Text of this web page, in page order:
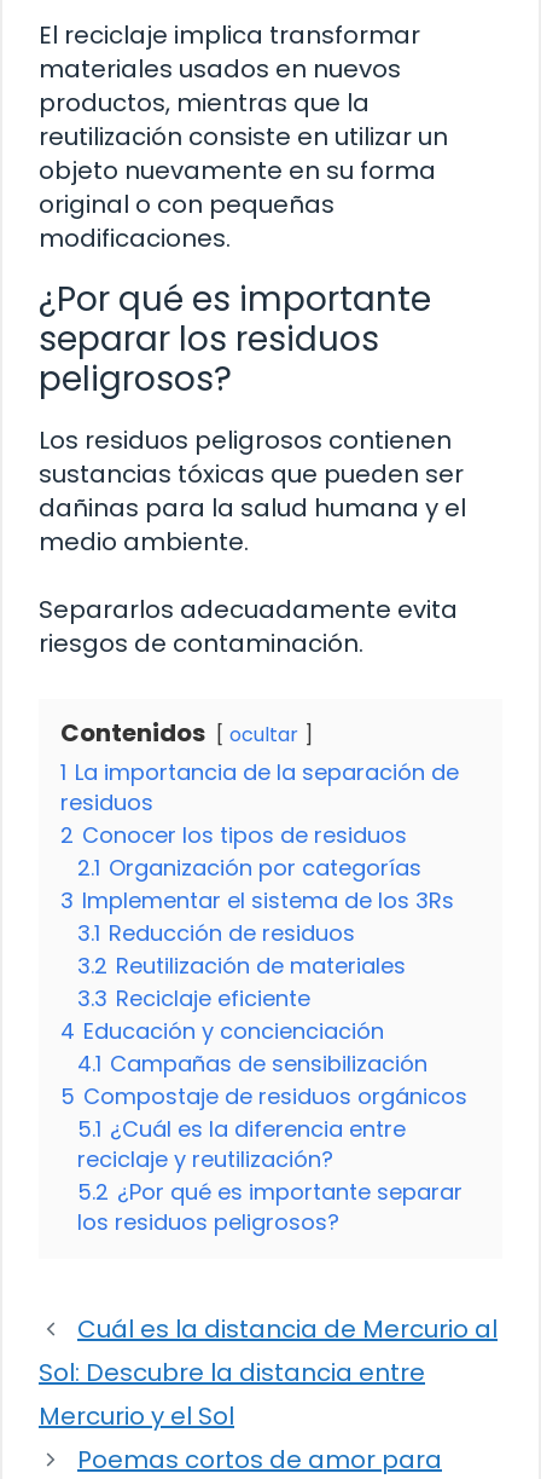
El reciclaje implica transformar
materiales usados en nuevos
productos, mientras que la
reutilización consiste en utilizar un
objeto nuevamente en su forma
original o con pequeñas
modificaciones.
¿Por qué es importante
separar los residuos
peligrosos?
Los residuos peligrosos contienen
sustancias tóxicas que pueden ser
dañinas para la salud humana y el
medio ambiente.
Separarlos adecuadamente evita
riesgos de contaminación.
Contenidos ocultar
1 La importancia de la separación de
residuos
2 Conocer los tipos de residuos
2.1 Organización por categorías
3 Implementar el sistema de los 3Rs
3.1 Reducción de residuos
3.2 Reutilización de materiales
3.3 Reciclaje eficiente
4 Educación y concienciación
4.1 Campañas de sensibilización
5 Compostaje de residuos orgánicos
5.1 ¿Cuál es la diferencia entre
reciclaje y reutilización?
5.2 ¿Por qué es importante separar
los residuos peligrosos?
Cuál es la distancia de Mercurio al
Sol: Descubre la distancia entre
Mercurio y el Sol
Poemas cortos de amor para